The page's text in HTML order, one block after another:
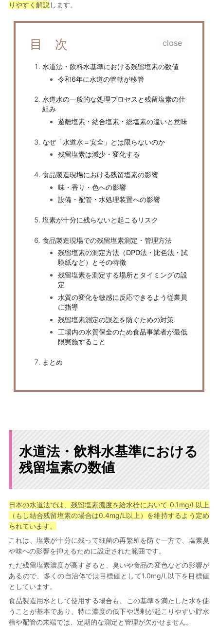
りやすく解説 します。
目 次
水道法・飲料水基準における残留塩素の数値
令和6年に水道の管轄が移管
水道水の一般的な処理プロセスと残留塩素の仕
組み
遊離塩素・結合塩素・総塩素の違いと意味
なぜ「水道水＝安全」とは限らないのか
残留塩素は減少・変化する
食品製造現場における残留塩素の影響
味・香り・色への影響
設備・配管・水処理装置への影響
塩素が十分に残らないと起こるリスク
食品製造現場での残留塩素測定・管理方法
残留塩素の測定方法（DPD法・比色法・試
験紙など）とその特徴
残留塩素を測定する場所とタイミングの設
定
水質の変化を敏感に反応できるよう従業員
に指導
残留塩素測定の誤差を防ぐための対策
工場内の水質保全のため食品事業者が最低
限実施すること
まとめ
水道法・飲料水基準における
残留塩素の数値
日本の水道法では、残留塩素濃度を給水栓において 0.1mg/L以上
（もし結合残留塩素の場合は0.4mg/L以上）を維持するよう定め
られています。
これは、塩素が十分に残って細菌の再繁殖を防ぐ一方で、塩素臭
や味への影響を抑えるために設定された範囲です。
ただ残留塩素濃度が高すぎると、臭いや食品の変色などの影響が
あるので、多くの自治体では目標値として1.0mg/L以下を目標値
としています。
食品製造用水として使用する場合も、この基準を満たした水を使
うことが基本であり、特に濃度の低下や過剰が起こりやすい貯水
槽や配管の末端では、定期的な測定と管理が欠かせません。